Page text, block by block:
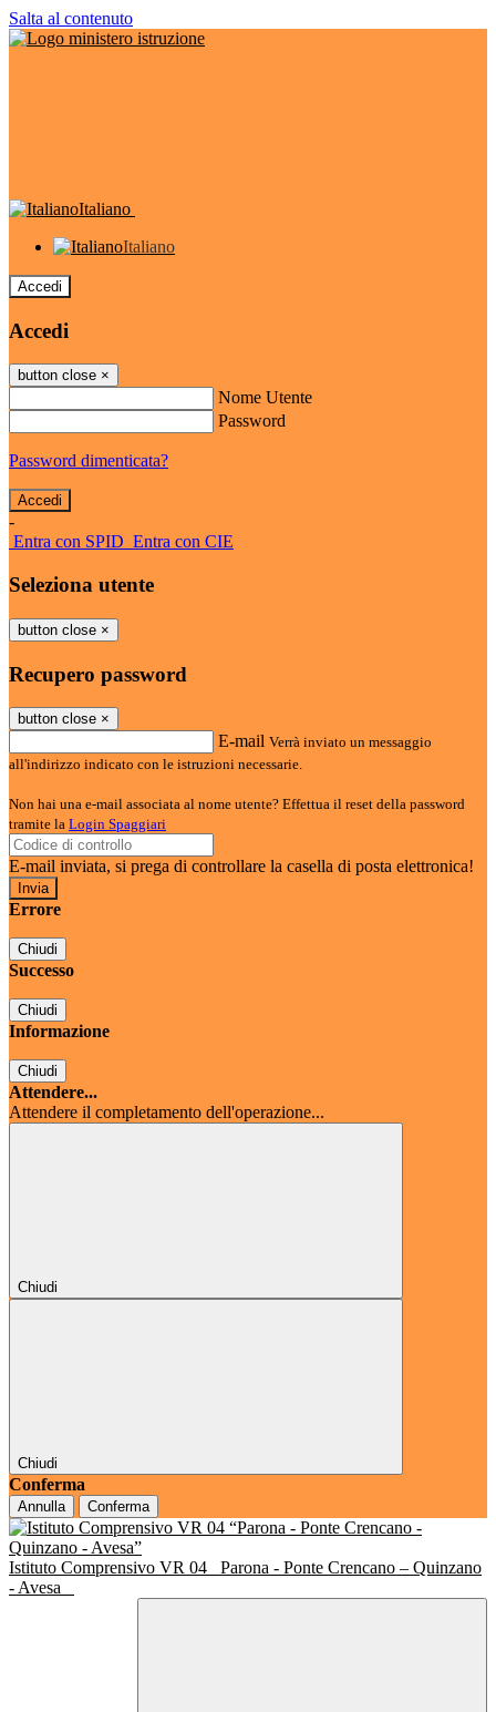
Salta al contenuto
Italiano
Italiano
Accedi
Accedi
button close ×
Nome Utente
Password
Password dimenticata?
-
Entra con SPID Entra con CIE
Seleziona utente
button close ×
Recupero password
button close ×
E-mail Verrà inviato un messaggio
all'indirizzo indicato con le istruzioni necessarie.
Non hai una e-mail associata al nome utente? Effettua il reset della password
tramite la Login Spaggiari
E-mail inviata, si prega di controllare la casella di posta elettronica!
Errore
Chiudi
Successo
Chiudi
Informazione
Chiudi
Attendere...
Attendere il completamento dell'operazione...
Chiudi
Chiudi
Conferma
Annulla Conferma
Istituto Comprensivo VR 04
Parona - Ponte Crencano – Quinzano
- Avesa